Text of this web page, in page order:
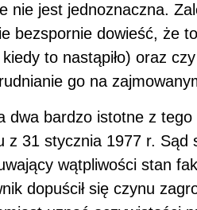
nie jest jednoznaczna.
bezspornie dowieść, że
to nastąpiło) oraz
go na
dwa bardzo istotne z
z 31 stycznia 1977 r. Sąd
wątpliwości stan
dopuścił się czynu